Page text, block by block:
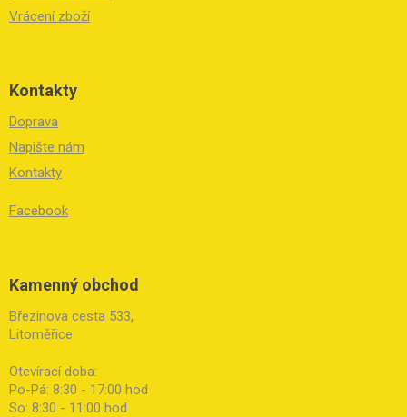
Vrácení zboží
Kontakty
Doprava
Napište nám
Kontakty
Facebook
Kamenný obchod
Březinova cesta 533,
Litoměřice
Otevírací doba:
Po-Pá: 8:30 - 17:00 hod
So: 8:30 - 11:00 hod